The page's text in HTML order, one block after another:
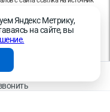
сайтом cookies и
сайта, проведения
сервиса и предоставления
предпочтений и интересов.
технологии —
Яндекс Метрику,
на сайте, вы